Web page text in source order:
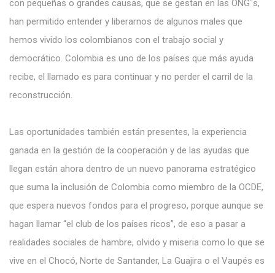
con pequeñas o grandes causas, que se gestan en las ONG´s,
han permitido entender y liberarnos de algunos males que
hemos vivido los colombianos con el trabajo social y
democrático. Colombia es uno de los países que más ayuda
recibe, el llamado es para continuar y no perder el carril de la
reconstrucción.
Las oportunidades también están presentes, la experiencia
ganada en la gestión de la cooperación y de las ayudas que
llegan están ahora dentro de un nuevo panorama estratégico
que suma la inclusión de Colombia como miembro de la OCDE,
que espera nuevos fondos para el progreso, porque aunque se
hagan llamar “el club de los países ricos”, de eso a pasar a
realidades sociales de hambre, olvido y miseria como lo que se
vive en el Chocó, Norte de Santander, La Guajira o el Vaupés es